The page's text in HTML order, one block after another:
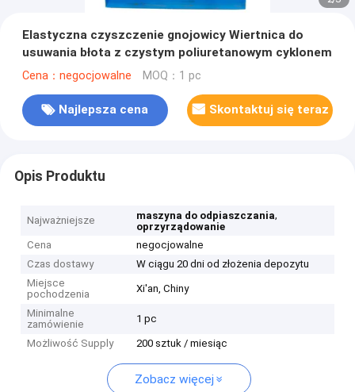
Elastyczna czyszczenie gnojowicy Wiertnica do
usuwania błota z czystym poliuretanowym cyklonem
Cena：negocjowalne MOQ：1 pc
Najlepsza cena Skontaktuj się teraz
Opis Produktu
Najważniejsze maszyna do odpiaszczania,
oprzyrządowanie
Cena
negocjowalne
Czas dostawy
W ciągu 20 dni od złożenia depozytu
Miejsce
pochodzenia
Xi'an, Chiny
Minimalne
zamówienie
1 pc
Możliwość Supply 200 sztuk / miesiąc
Zobacz więcej